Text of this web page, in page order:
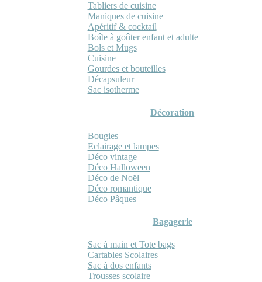
Tabliers de cuisine
Maniques de cuisine
Apéritif & cocktail
Boîte à goûter enfant et adulte
Bols et Mugs
Cuisine
Gourdes et bouteilles
Décapsuleur
Sac isotherme
Décoration
Bougies
Eclairage et lampes
Déco vintage
Déco Halloween
Déco de Noël
Déco romantique
Déco Pâques
Bagagerie
Sac à main et Tote bags
Cartables Scolaires
Sac à dos enfants
Trousses scolaire